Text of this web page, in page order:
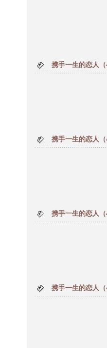
携手一生的恋人（
携手一生的恋人（
携手一生的恋人（
携手一生的恋人（